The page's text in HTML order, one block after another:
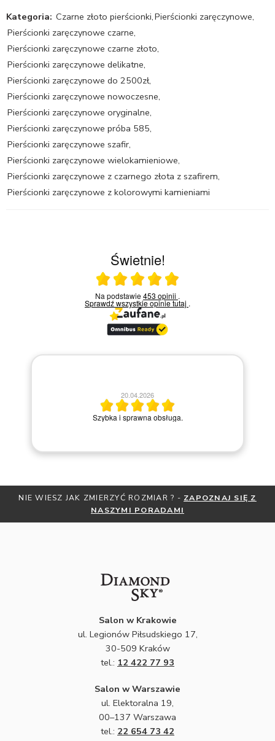
Kategoria: Czarne złoto pierścionki,Pierścionki zaręczynowe,
Pierścionki zaręczynowe czarne,
Pierścionki zaręczynowe czarne złoto,
Pierścionki zaręczynowe delikatne,
Pierścionki zaręczynowe do 2500zł,
Pierścionki zaręczynowe nowoczesne,
Pierścionki zaręczynowe oryginalne,
Pierścionki zaręczynowe próba 585,
Pierścionki zaręczynowe szafir,
Pierścionki zaręczynowe wielokamieniowe,
Pierścionki zaręczynowe z czarnego złota z szafirem,
Pierścionki zaręczynowe z kolorowymi kamieniami
Świetnie!
Ocena średnia 5 na 5
Na podstawie453 opinii .
Sprawdź wszystkie opinietutaj .
Miły kontakt telefoniczny z pracownikiem
kroku prowadziła przez zakup pierścionka
NIE WIESZ JAK ZMIERZYĆ ROZMIAR ? - ZAPOZNAJ SIĘ Z
NASZYMI PORADAMI
Salon w Krakowie
ul. Legionów Piłsudskiego 17,
30-509 Kraków
tel.: 12 422 77 93
Salon w Warszawie
ul. Elektoralna 19,
00–137 Warszawa
tel.: 22 654 73 42